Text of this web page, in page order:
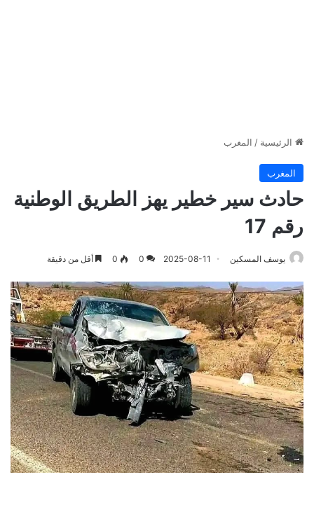
الرئيسية / المغرب
المغرب
حادث سير خطير يهز الطريق الوطنية
رقم 17
يوسف المسكين 2025-08-11
0
0 أقل من دقيقة